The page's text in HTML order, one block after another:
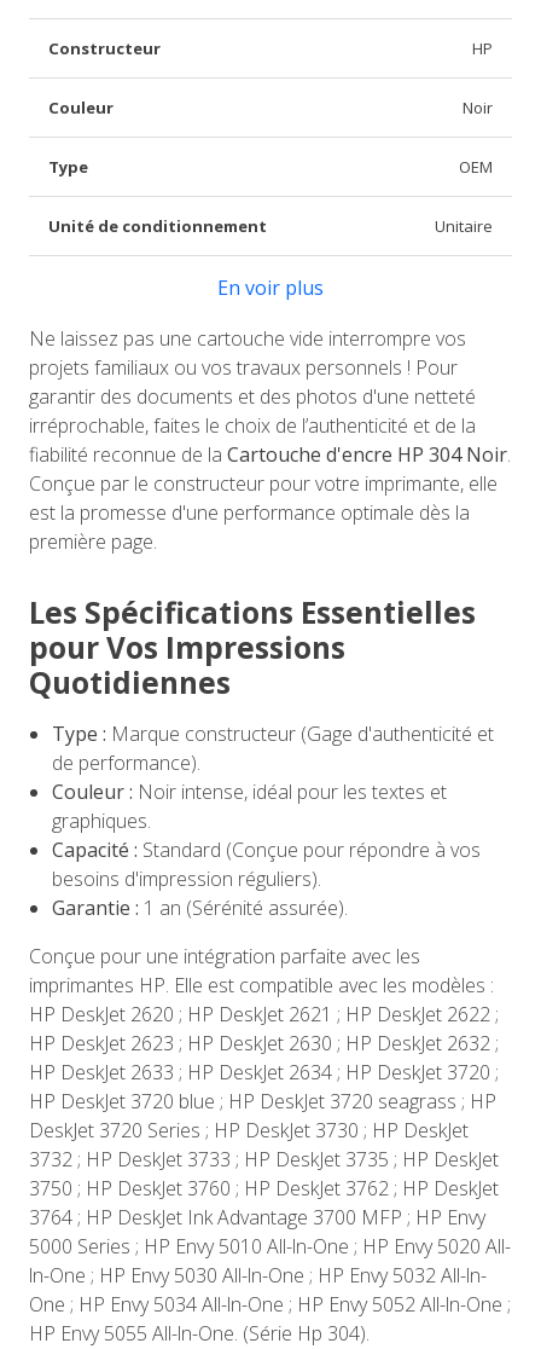
Constructeur HP
Couleur Noir
Type OEM
Unité de conditionnement Unitaire
En voir plus
Ne laissez pas une cartouche vide interrompre vos
projets familiaux ou vos travaux personnels ! Pour
garantir des documents et des photos d'une netteté
irréprochable, faites le choix de l’authenticité et de la
fiabilité reconnue de la Cartouche d'encre HP 304 Noir.
Conçue par le constructeur pour votre imprimante, elle
est la promesse d'une performance optimale dès la
première page.
Les Spécifications Essentielles
pour Vos Impressions
Quotidiennes
Type : Marque constructeur (Gage d'authenticité et
de performance).
Couleur : Noir intense, idéal pour les textes et
graphiques.
Capacité : Standard (Conçue pour répondre à vos
besoins d'impression réguliers).
Garantie : 1 an (Sérénité assurée).
Conçue pour une intégration parfaite avec les
imprimantes HP. Elle est compatible avec les modèles :
HP DeskJet 2620 ; HP DeskJet 2621 ; HP DeskJet 2622 ;
HP DeskJet 2623 ; HP DeskJet 2630 ; HP DeskJet 2632 ;
HP DeskJet 2633 ; HP DeskJet 2634 ; HP DeskJet 3720 ;
HP DeskJet 3720 blue ; HP DeskJet 3720 seagrass ; HP
DeskJet 3720 Series ; HP DeskJet 3730 ; HP DeskJet
3732 ; HP DeskJet 3733 ; HP DeskJet 3735 ; HP DeskJet
3750 ; HP DeskJet 3760 ; HP DeskJet 3762 ; HP DeskJet
3764 ; HP DeskJet Ink Advantage 3700 MFP ; HP Envy
5000 Series ; HP Envy 5010 All-ln-One ; HP Envy 5020 All-
ln-One ; HP Envy 5030 All-ln-One ; HP Envy 5032 All-ln-
One ; HP Envy 5034 All-ln-One ; HP Envy 5052 All-ln-One ;
HP Envy 5055 All-ln-One. (Série Hp 304).